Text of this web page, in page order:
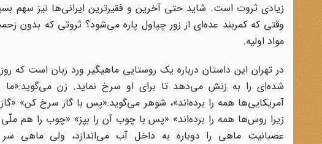
زیادی ثروت است. شاید حتی آخرین و فقیرترین ایرانی‌ها نیز سهم
وقتی که کمربند عده‌ای از زور چپاول پاره می‌شود؟ ثروتی که بدون
مواد اولیه.
در تهران این داستان درباره یک روستایی ماهیگیر ورد زبان است که
شده‌ای را به زنش می‌دهد تا برای او سرخ نماید. زن می‌گوید:«ما
آمریکایی‌ها همه را برده‌اند»، شوهر می‌گوید:«پس با گاز سرخ کن»
زیرا روس‌ها همه را برده‌اند» «پس با چوب آن را بپز» «چوب را هم ملّی
عصبانیت ماهی را دوباره به داخل آب می‌اندازد، ولی ماهی سر